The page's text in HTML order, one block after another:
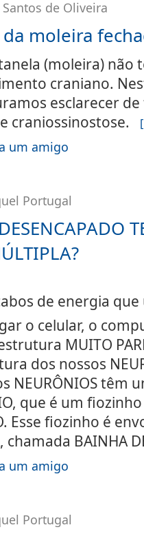
de Oliveira
moleira
(moleira) não
craniano.
esclarecer
craniossinostose.
um amigo
Portugal
de energia
o celular, o
MUITO
dos nossos
NEURÔNIOS têm
que é um fiozinho
Esse fiozinho é
chamada BAINHA
um amigo
Portugal